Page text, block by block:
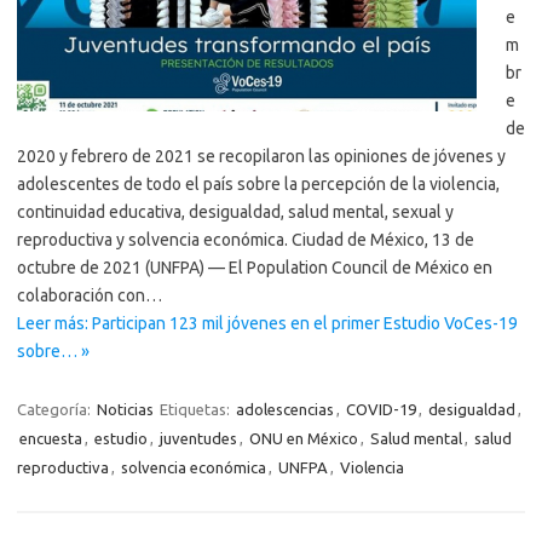
e
m
br
e
de
2020 y febrero de 2021 se recopilaron las opiniones de jóvenes y
adolescentes de todo el país sobre la percepción de la violencia,
continuidad educativa, desigualdad, salud mental, sexual y
reproductiva y solvencia económica. Ciudad de México, 13 de
octubre de 2021 (UNFPA) — El Population Council de México en
colaboración con…
Leer más: Participan 123 mil jóvenes en el primer Estudio VoCes-19
sobre… »
Categoría: Noticias Etiquetas: adolescencias , COVID-19, desigualdad ,
encuesta , estudio , juventudes , ONU en México , Salud mental, salud
reproductiva , solvencia económica , UNFPA , Violencia